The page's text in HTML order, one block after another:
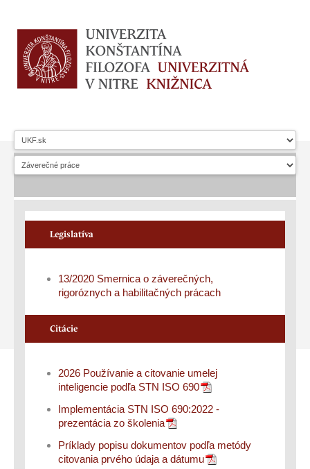
Legislatíva
13/2020 Smernica o záverečných,
rigoróznych a habilitačných prácach
Citácie
2026 Používanie a citovanie umelej
inteligencie podľa STN ISO 690
Implementácia STN ISO 690:2022 -
prezentácia zo školenia
Príklady popisu dokumentov podľa metódy
citovania prvého údaja a dátumu